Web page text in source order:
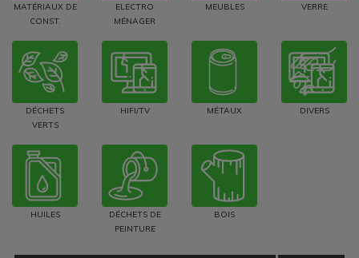
MATÉRIAUX DE
CONST.
ELECTRO
MÉNAGER
MEUBLES VERRE
DÉCHETS
VERTS
HIFI/TV MÉTAUX DIVERS
HUILES
DÉCHETS DE
PEINTURE
BOIS